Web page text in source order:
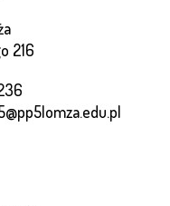
216